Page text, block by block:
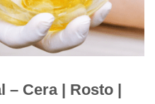
– Cera | Rosto |